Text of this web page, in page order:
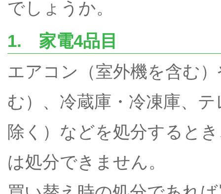
でしょうか。
1. 家電4品目
エアコン（室外機を含む
む）、冷蔵庫・冷凍庫、
除く）などを処分すると
は処分できません。